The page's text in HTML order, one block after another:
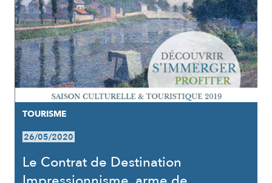
TOURISME
26/05/2020
Le Contrat de Destination